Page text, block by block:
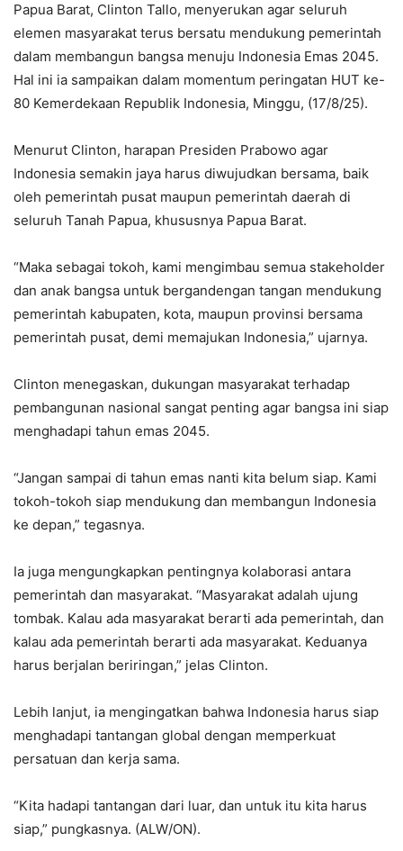
Papua Barat, Clinton Tallo, menyerukan agar seluruh
elemen masyarakat terus bersatu mendukung pemerintah
dalam membangun bangsa menuju Indonesia Emas 2045.
Hal ini ia sampaikan dalam momentum peringatan HUT ke-
80 Kemerdekaan Republik Indonesia, Minggu, (17/8/25).
Menurut Clinton, harapan Presiden Prabowo agar
Indonesia semakin jaya harus diwujudkan bersama, baik
oleh pemerintah pusat maupun pemerintah daerah di
seluruh Tanah Papua, khususnya Papua Barat.
“Maka sebagai tokoh, kami mengimbau semua stakeholder
dan anak bangsa untuk bergandengan tangan mendukung
pemerintah kabupaten, kota, maupun provinsi bersama
pemerintah pusat, demi memajukan Indonesia,” ujarnya.
Clinton menegaskan, dukungan masyarakat terhadap
pembangunan nasional sangat penting agar bangsa ini siap
menghadapi tahun emas 2045.
“Jangan sampai di tahun emas nanti kita belum siap. Kami
tokoh-tokoh siap mendukung dan membangun Indonesia
ke depan,” tegasnya.
Ia juga mengungkapkan pentingnya kolaborasi antara
pemerintah dan masyarakat. “Masyarakat adalah ujung
tombak. Kalau ada masyarakat berarti ada pemerintah, dan
kalau ada pemerintah berarti ada masyarakat. Keduanya
harus berjalan beriringan,” jelas Clinton.
Lebih lanjut, ia mengingatkan bahwa Indonesia harus siap
menghadapi tantangan global dengan memperkuat
persatuan dan kerja sama.
“Kita hadapi tantangan dari luar, dan untuk itu kita harus
siap,” pungkasnya. (ALW/ON).